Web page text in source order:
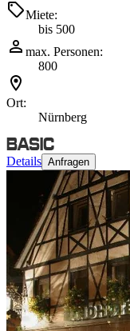
Miete:
bis 500
max. Personen:
800
Ort:
Nürnberg
Details Anfragen